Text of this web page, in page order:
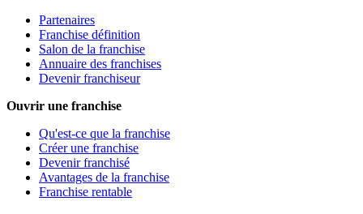
Partenaires
Franchise définition
Salon de la franchise
Annuaire des franchises
Devenir franchiseur
Ouvrir une franchise
Qu'est-ce que la franchise
Créer une franchise
Devenir franchisé
Avantages de la franchise
Franchise rentable